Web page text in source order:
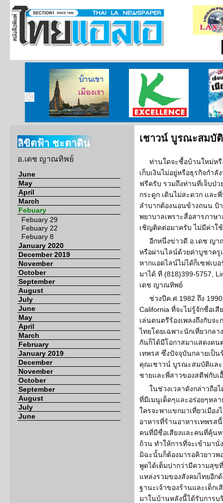
บ้านเขา เมืองเรา ศูนย์วิจัยกสิกรไทย เรีย
ลิขิตฟ้า ชะตาดิน
อ.เดช ญาณทิพย์
June
May
April
March
Febuary
Febuary 29
Febuary 22
Febuary 8
January 2020
December 2019
November
October
September
August
July
June
May
April
March
February
January 2019
December
November
October
September
August
July
June
เชาวน์ บูรณะสมบัติ
ท่านใดจะซื้อบ้านใหม่ห
เก็บเงินไม่อยู่หรือธุรกิจกำ
ฟรีครับ รวมถึงท่านที่เจ็บป่
กระดูก เดินไม่สะดวก และ
ลำบากต้องนอนข้างถนน ป้
พยาบาลเพราะสื่อสารภาษ
เชิญติดต่อมาครับ ไม่มีค่าใ
อีกหนึ่งข่าวดี อ.เดช ญา
หรือผ่านไลน์ด้วยค่าบูชาครู
หากแอดไลน์ไม่ได้ก็เซฟเบ
มาได้ ที่ (818)399-5757,
เดช ญาณทิพย์
ช่วงปีค.ศ.1982 ถึง
California ที่จะไม่รู้จักชื่อเ
เล่นดนตรีร้องเพลงถึงกับจ
ไทยโดยเฉพาะนักเที่ยวกล
กันก็ได้มีโอกาสมาแสดงดน
เทพรส ซึ่งปัจจุบันกลายเป็น
คุณเชาวน์ บูรณะสมบัติและ
ชายและพี่สาวของสตีฟกับเ
ในช่วงเวลาดังกล่าวถือ
ที่มีเมนูเด็ดๆและอร่อยๆหล
ใครจะพาแขกมาเที่ยวเมือ
อาหารที่ร้านอาหารเทพรส
คนที่มีชื่อเสียงและคนที่คุ้น
ถ้วน ทำให้การที่จะเข้ามา
มิฉะนั้นก็ต้องมารอคิวยาวพ
พูดได้เต็มปากว่ามีความสุข
แหล่งรวมของสังคมไทยอีก
ฐานะเจ้าของร้านและเด็ก
มาในบ้านหลังนี้ได้รับการบ